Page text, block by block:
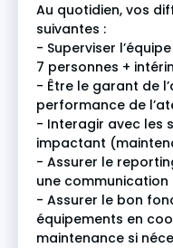
Au quotidien, vos
suivantes :
- Superviser
7 personnes +
- Être le garant de
performance de
- Interagir avec les
impactant
- Assurer le
une communication
- Assurer le bon
équipements en
maintenance si